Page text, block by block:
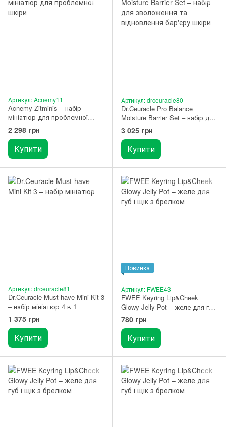
Артикул: Acnemy11
Acnemy Zitminis – набір
мініатюр для проблемної
шкіри
2 298 грн
Купити
Артикул: drceuracle80
Dr.Ceuracle Pro Balance
Moisture Barrier Set – набір для
зволоження та відновлення
бар'єру шкіри
3 025 грн
Купити
Артикул: drceuracle81
Dr.Ceuracle Must-have Mini Kit 3
– набір мініатюр 4 в 1
1 375 грн
Купити
Новинка
Артикул: FWEE43
FWEE Keyring Lip&Cheek
Glowy Jelly Pot – желе для губ
і щік з брелком JC01 Honey
Peach
780 грн
Купити